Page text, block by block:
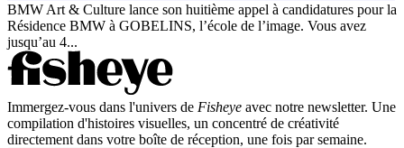
BMW Art & Culture lance son huitième appel à candidatures pour la
Résidence BMW à GOBELINS, l’école de l’image. Vous avez
jusqu’au 4...
Immergez-vous dans l'univers de Fisheye avec notre newsletter. Une
compilation d'histoires visuelles, un concentré de créativité
directement dans votre boîte de réception, une fois par semaine.